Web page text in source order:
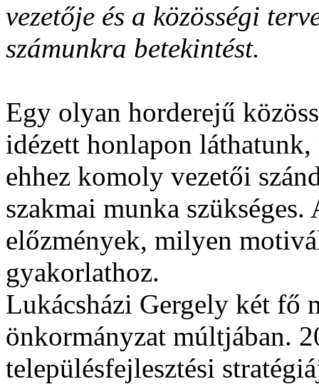
vezetője és a közösségi
számunkra betekintést.
Egy olyan horderejű
idézett honlapon
ehhez komoly vezetői
szakmai munka
előzmények, milyen
gyakorlathoz.
Lukácsházi Gergely két fő
önkormányzat múltjában.
településfejlesztési